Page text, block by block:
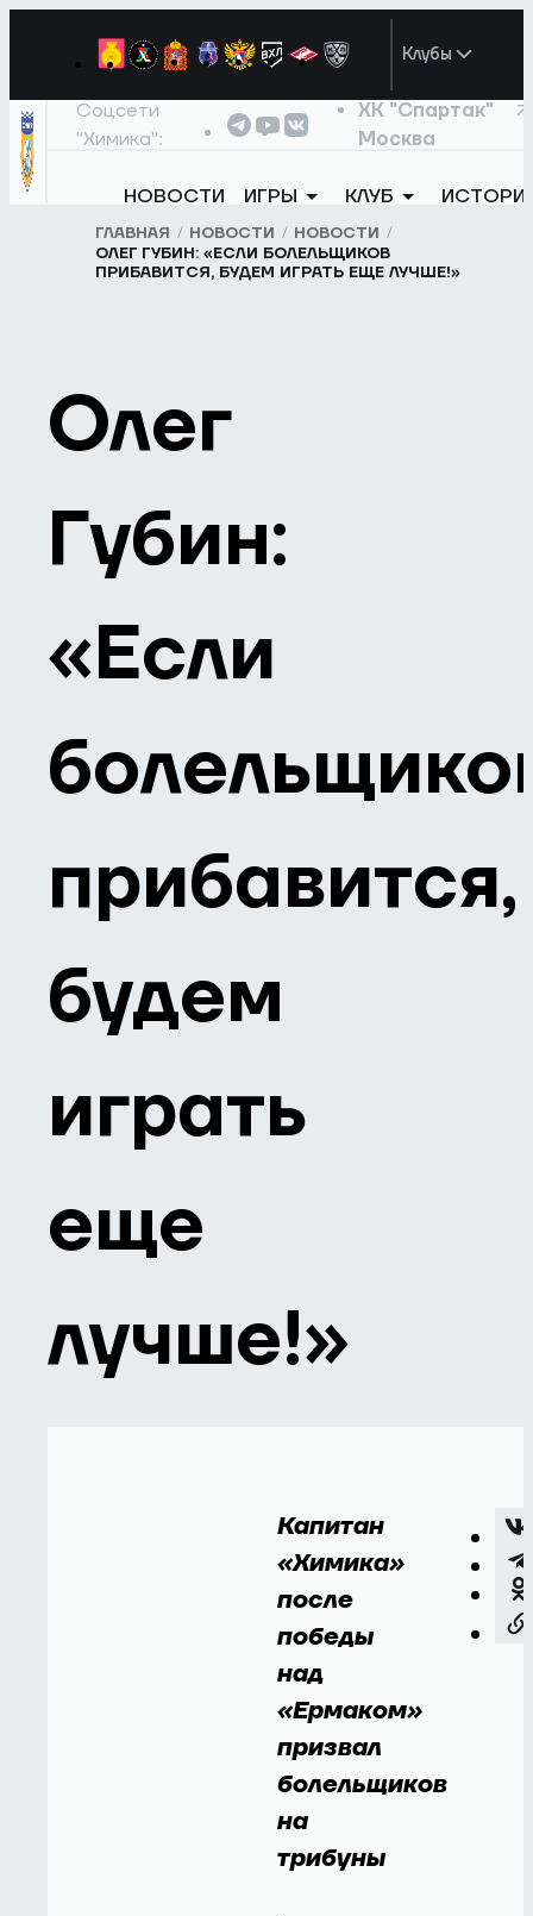
Клубы
Соцсети
"Химика":
ХК "Спартак"
Москва
НОВОСТИ ИГРЫ КЛУБ
ГЛАВНАЯ НОВОСТИ
НОВОСТИ
ОЛЕГ ГУБИН: «ЕСЛИ БОЛЕЛЬЩИКОВ
ПРИБАВИТСЯ, БУДЕМ ИГРАТЬ ЕЩЕ ЛУЧШЕ!»
Олег
Губин:
«Если
прибавится,
будем
играть
еще
лучше!»
Капитан
«Химика»
после
победы
над
«Ермаком»
призвал
болельщиков
на
трибуны